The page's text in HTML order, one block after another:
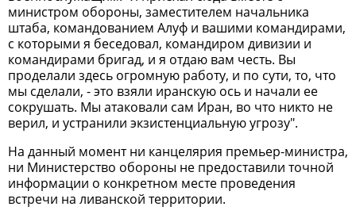
министром обороны, заместителем начальника
штаба, командованием Алуф и вашими командирами,
с которыми я беседовал, командиром дивизии и
командирами бригад, и я отдаю вам честь. Вы
проделали здесь огромную работу, и по сути, то, что
мы сделали, - это взяли иранскую ось и начали ее
сокрушать. Мы атаковали сам Иран, во что никто не
верил, и устранили экзистенциальную угрозу".
На данный момент ни канцелярия премьер-министра,
ни Министерство обороны не предоставили точной
информации о конкретном месте проведения
встречи на ливанской территории.